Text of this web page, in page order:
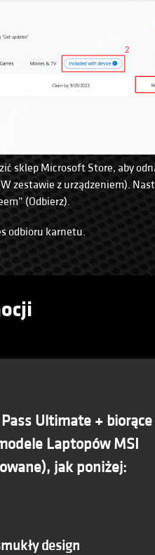
sklep Microsoft Store, aby
zestawie z urządzeniem).
(Odbierz).
odbioru karnetu.
Ultimate + biorące
Laptopów MSI
jak poniżej:
design